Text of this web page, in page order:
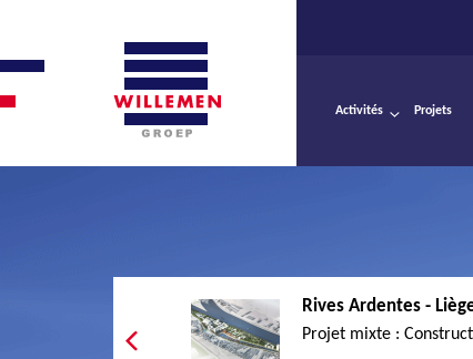
Activités Projets
Rives Ardentes -
Projet mixte :